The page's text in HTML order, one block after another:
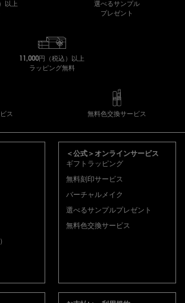
以上
選べるサンプル
プレゼント
11,000円（税込）以上
ラッピング無料
ス 無料色交換サービス
＜公式＞オンラインサービス
ギフトラッピング
無料刻印サービス
バーチャルメイク
選べるサンプルプレゼント
無料色交換サービス